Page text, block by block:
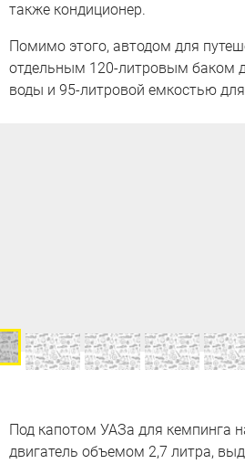
также кондиционер.
Помимо этого, автодом для
отдельным 120-литровым баком
воды и 95-литровой емкостью
Под капотом УАЗа для кемпинга
двигатель объемом 2,7 литра,